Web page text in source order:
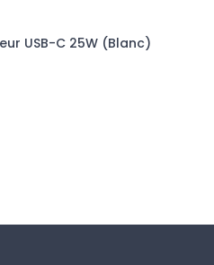
USB-C 25W (Blanc)